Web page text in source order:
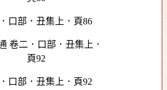
口部．丑集上．頁86
口部．丑集上．頁92